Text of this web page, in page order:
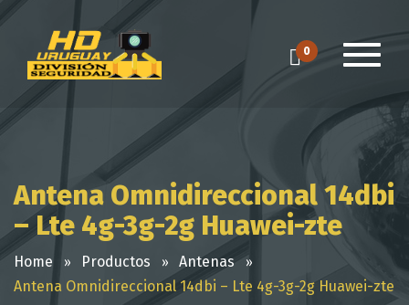
0
Antena Omnidireccional 14dbi
– Lte 4g-3g-2g Huawei-zte
Home Productos
Antenas
Antena Omnidireccional 14dbi – Lte 4g-3g-2g Huawei-zte